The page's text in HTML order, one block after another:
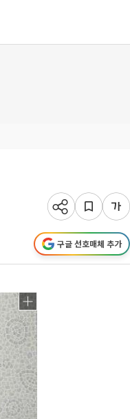
구글 선호매체 추가